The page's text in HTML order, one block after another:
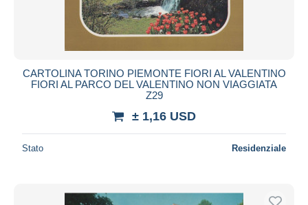
CARTOLINA TORINO PIEMONTE FIORI AL VALENTINO
FIORI AL PARCO DEL VALENTINO NON VIAGGIATA
Z29
± 1,16 USD
Stato Residenziale